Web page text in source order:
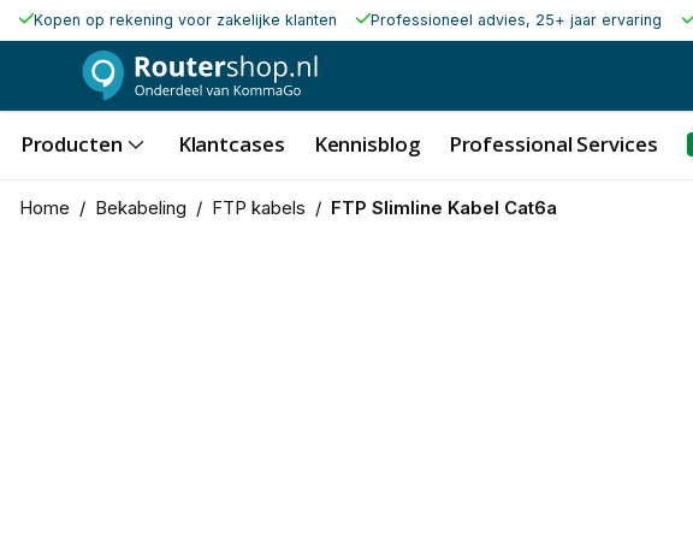
Kopen op rekening voor zakelijke klanten Professioneel advies, 25+ jaar ervaring
Producten Klantcases Kennisblog Professional Services
Home / Bekabeling / FTP kabels / FTP Slimline Kabel Cat6a